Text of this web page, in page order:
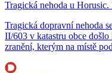
Tragická nehoda u
Tragická dopravní nehoda
II/603 v katastru obce
zranění, kterým na místě